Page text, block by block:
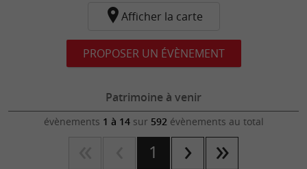
Afficher la carte
PROPOSER UN ÉVÈNEMENT
Patrimoine à venir
évènements 1 à 14sur 592évènements au total
1